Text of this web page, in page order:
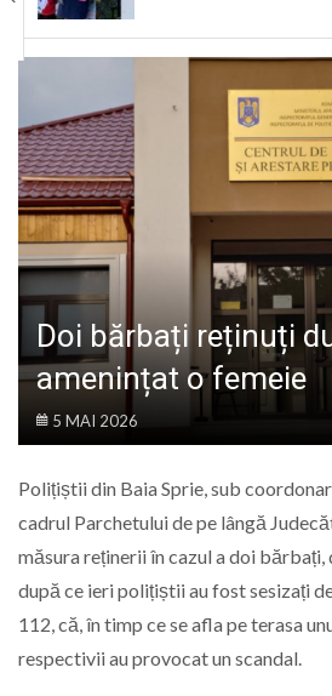
SANATATE
SPECIAL
POLITIC
LIFE
Doi bărbați reținuți
amenințat o femeie
5 MAI 2026
Polițiștii din Baia Sprie, sub
cadrul Parchetului de pe lângă
măsura reținerii în cazul a doi bărbați,
după ce ieri polițiștii au fost sesizați
112, că, în timp ce se afla pe terasa
respectivii au provocat un scandal.